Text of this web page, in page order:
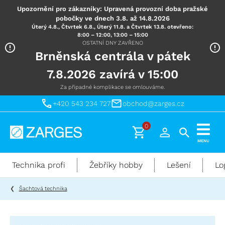
Upozornění pro zákazníky: Upravená provozní doba pražské
pobočky ve dnech 3.8. až 14.8.2026
Úterý 4.8., Čtvrtek 6.8., Úterý 11.8. a Čtvrtek 13.8. otevřeno:
8:00 – 12:00, 13:00 – 15:00
OSTATNÍ DNY ZAVŘENO
Brněnská centrála v pátek
7.8.2026 zavírá v 15:00
Za případné komplikace se omlouváme.
+420 543 234 727 obchod@zarges.cz
Technika
práci
výškách
0
MENU
Technika profi Žebříky hobby Lešení
Šachtová technika